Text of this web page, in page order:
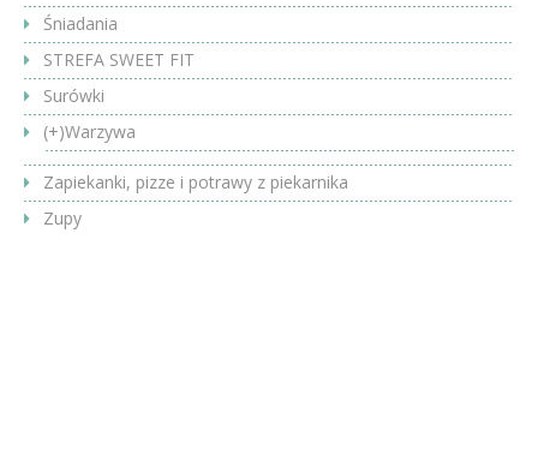
Śniadania
STREFA SWEET FIT
Surówki
(+)Warzywa
Zapiekanki, pizze i potrawy z piekarnika
Zupy